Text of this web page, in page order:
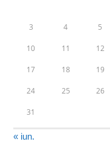
3 4 5
10 11 12
17 18 19
24 25 26
31
« iun.